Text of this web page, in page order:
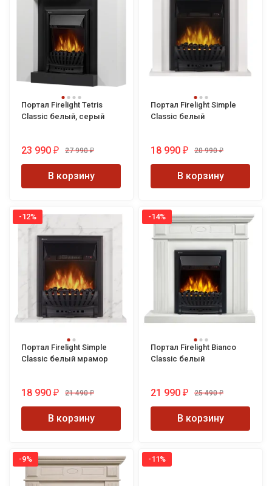
Портал Firelight Tetris
Classic белый, серый
23 990 ₽ 27 990 ₽
В корзину
Портал Firelight Simple
Classic белый
18 990 ₽ 20 990 ₽
В корзину
-12%
Портал Firelight Simple
Classic белый мрамор
18 990 ₽ 21 490 ₽
В корзину
-14%
Портал Firelight Bianco
Classic белый
21 990 ₽ 25 490 ₽
В корзину
-9% -11%